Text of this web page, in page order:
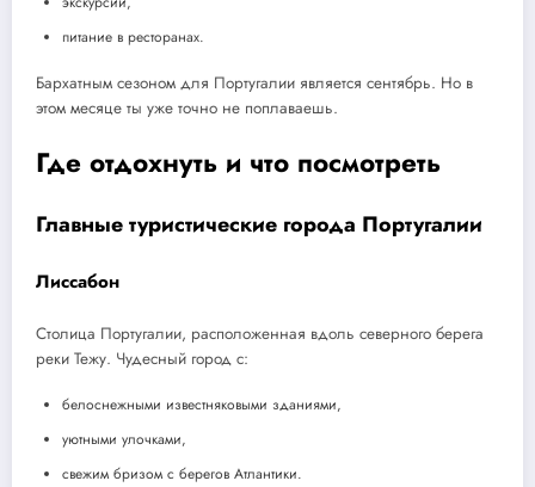
питание в ресторанах.
Бархатным сезоном для Португалии является сентябрь. Но в
этом месяце ты уже точно не поплаваешь.
Где отдохнуть и что посмотреть
Главные туристические города Португалии
Лиссабон
Столица Португалии, расположенная вдоль северного берега
реки Тежу. Чудесный город с:
белоснежными известняковыми зданиями,
уютными улочками,
свежим бризом с берегов Атлантики.